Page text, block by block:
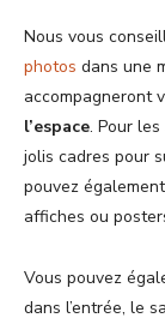
Nous vous
photos dans une
accompagneront
l’espace. Pour
jolis cadres pour
pouvez
affiches ou
Vous pouvez
dans l’entrée, le